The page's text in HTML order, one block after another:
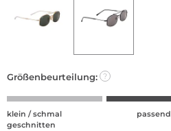
Größenbeurteilung: ?
klein / schmal
geschnitten
passend